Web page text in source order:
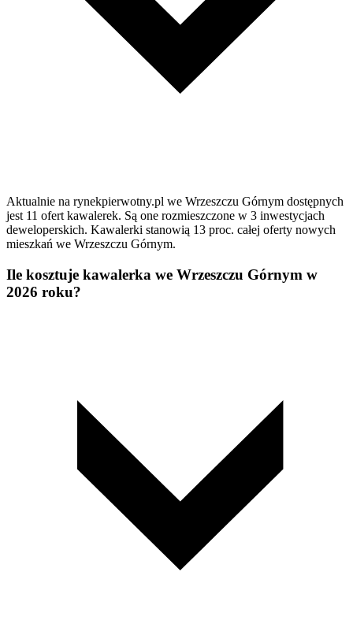
Aktualnie na rynekpierwotny.pl we Wrzeszczu Górnym dostępnych
jest 11 ofert kawalerek. Są one rozmieszczone w 3 inwestycjach
deweloperskich. Kawalerki stanowią 13 proc. całej oferty nowych
mieszkań we Wrzeszczu Górnym.
Ile kosztuje kawalerka we Wrzeszczu Górnym w
2026 roku?